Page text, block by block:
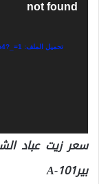
الفيديو
not found
تحميل الملف: https://cdn.pivol.net/15715/281220211642152156800.mp4?_=1
بيرA-101